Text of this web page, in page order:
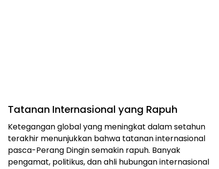
Tatanan Internasional yang Rapuh
Ketegangan global yang meningkat dalam setahun
terakhir menunjukkan bahwa tatanan internasional
pasca-Perang Dingin semakin rapuh. Banyak
pengamat, politikus, dan ahli hubungan internasional